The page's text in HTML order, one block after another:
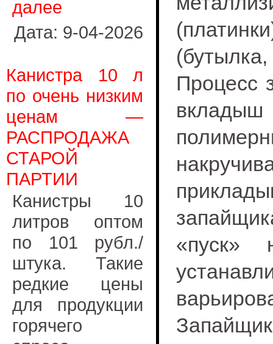
далее
Дата: 9-04-2026
Канистра 10 л
по очень низким
ценам —
РАСПРОДАЖА
СТАРОЙ
ПАРТИИ
Канистры 10
литров оптом
по 101 рубл./
штука. Такие
редкие цены
для продукции
горячего
Процесс
«пуск»